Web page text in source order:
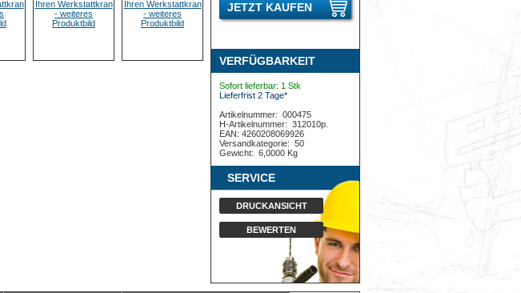
JETZT KAUFEN
VERFÜGBARKEIT
Sofort lieferbar: 1 Stk
Lieferfrist 2 Tage*
Artikelnummer: 000475
H-Artikelnummer: 312010p.
EAN: 4260208069926
Versandkategorie: 50
Gewicht: 6,0000 Kg
SERVICE
DRUCKANSICHT
BEWERTEN